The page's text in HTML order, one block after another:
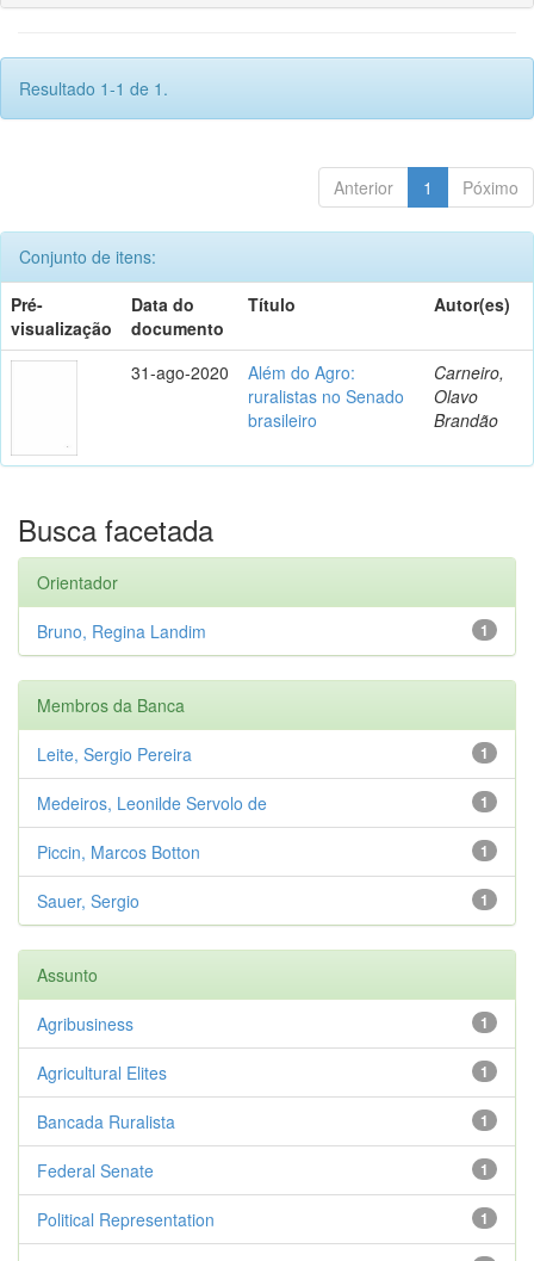
Resultado 1-1 de 1.
Anterior 1 Póximo
Conjunto de itens:
Pré-
visualização
Data do
documento
Título Autor(es)
31-ago-2020
Além do Agro:
ruralistas no Senado
brasileiro
Carneiro,
Olavo
Brandão
Busca facetada
Orientador
1
Bruno, Regina Landim
Membros da Banca
1
Leite, Sergio Pereira
1
Medeiros, Leonilde Servolo de
1
Piccin, Marcos Botton
1
Sauer, Sergio
Assunto
1
Agribusiness
1
Agricultural Elites
1
Bancada Ruralista
1
Federal Senate
1
Political Representation